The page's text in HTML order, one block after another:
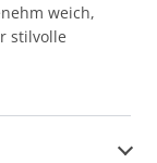
weich,
stilvolle